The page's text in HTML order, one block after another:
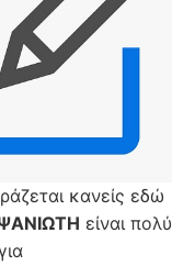
κανείς εδώ
είναι πολύ